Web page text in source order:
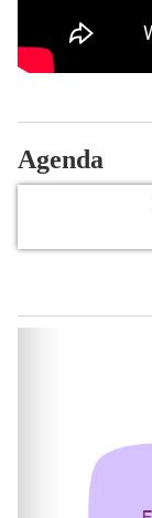
Agenda